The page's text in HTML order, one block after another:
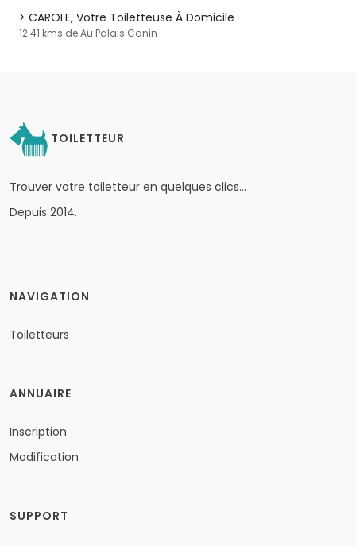
CAROLE, Votre Toiletteuse À Domicile
12.41 kms de Au Palais Canin
TOILETTEUR
Trouver votre toiletteur en quelques clics…
Depuis 2014.
NAVIGATION
Toiletteurs
ANNUAIRE
Inscription
Modification
SUPPORT